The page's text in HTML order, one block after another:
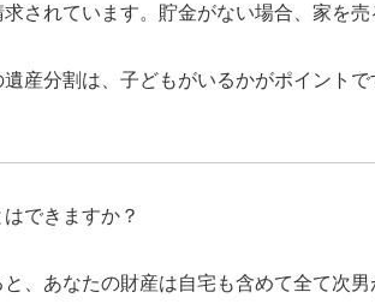
されています。貯金がない場合、家を売
産分割は、子どもがいるかがポイント
できますか？
、あなたの財産は自宅も含めて全て次